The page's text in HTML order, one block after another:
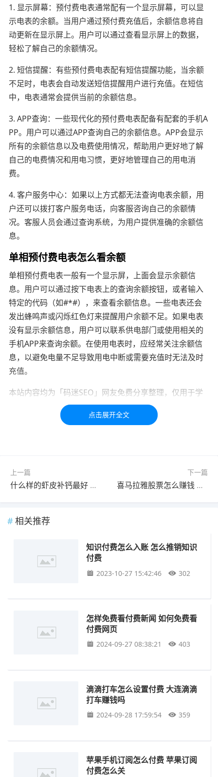
1. 显示屏幕：预付费电表通常配有一个显示屏幕，可以显
示电表的余额。当用户通过预付费充值后，余额信息将自
动更新在显示屏上。用户可以通过查看显示屏上的数据，
轻松了解自己的余额情况。
2. 短信提醒：有些预付费电表配有短信提醒功能，当余额
不足时，电表会自动发送短信提醒用户进行充值。在短信
中，电表通常会提供当前的余额信息。
3. APP查询：一些现代化的预付费电表配备有配套的手机A
PP。用户可以通过APP查询自己的余额信息。APP会显示
所有的余额信息以及电费使用情况，帮助用户更好地了解
自己的电费情况和用电习惯，更好地管理自己的用电消
费。
4. 客户服务中心：如果以上方式都无法查询电表余额，用
户还可以拨打客户服务电话，向客服咨询自己的余额情
况。客服人员会通过查询系统，为用户提供准确的余额信
息。
单相预付费电表怎么看余额
单相预付费电表一般有一个显示屏，上面会显示余额信
息。用户可以通过按下电表上的查询余额按钮，或者输入
特定的代码（如#*#），来查看余额信息。一些电表还会
发出蜂鸣声或闪烁红色灯来提醒用户余额不足。如果电表
没有显示余额信息，用户可以联系供电部门或使用相关的
手机APP来查询余额。在使用电表时，应经常关注余额信
息，以避免电量不足导致用电中断或需要充值时无法及时
充值。
本站内容均为「码迷SEO」网友免费分享整理，仅用于学
习交流，如有疑问，请联系我们48小时处理！！！！
上一篇
什么样的虾皮补钙最好 虾皮怎么吃补钙效果最好
下一篇
喜马拉雅股票怎么赚钱 喜马拉雅电台怎么赚钱
相关推荐
知识付费怎么入账 怎么推销知识
付费
2023-10-27 15:42:46 302
怎样免费看付费新闻 如何免费看
付费网页
2024-09-27 08:38:21 403
滴滴打车怎么设置付费 大连滴滴
打车赚钱吗
2024-09-28 17:59:54 359
苹果手机订阅怎么付费 苹果订阅
付费怎么关